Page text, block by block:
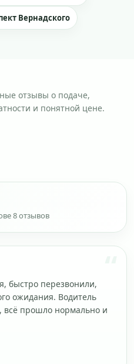
Вернадского
отзывы о подаче,
и понятной цене.
8 отзывов
быстро перезвонили,
ожидания. Водитель
всё прошло нормально и